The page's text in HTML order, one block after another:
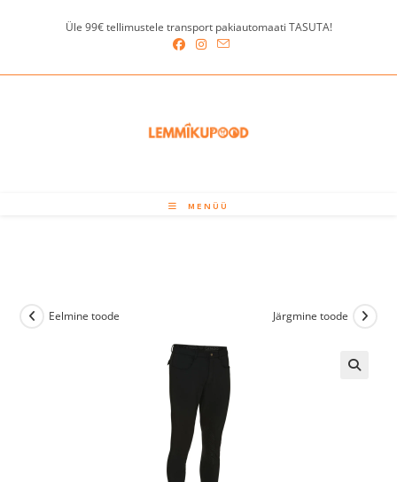
Üle 99€ tellimustele transport pakiautomaati TASUTA!
MENÜÜ
Eelmine toode Järgmine toode